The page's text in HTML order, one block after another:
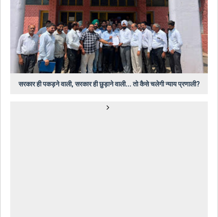
सरकार ही पकड़ने वाली, सरकार ही छुड़ाने वाली... तो कैसे चलेगी न्याय प्रणाली?